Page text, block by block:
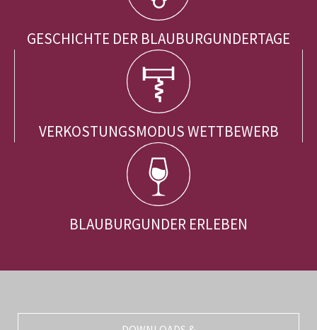
GESCHICHTE DER BLAUBURGUNDERTAGE
VERKOSTUNGSMODUS WETTBEWERB
BLAUBURGUNDER ERLEBEN